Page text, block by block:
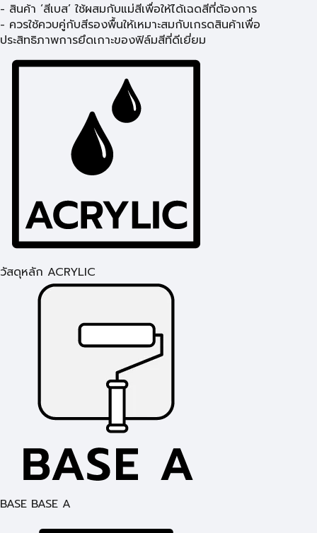
- สินค้า ‘สีเบส’ ใช้ผสมกับแม่สีเพื่อให้ได้เฉดสีที่ต้องการ
- ควรใช้ควบคู่กับสีรองพื้นให้เหมาะสมกับเกรดสินค้าเพื่อ
ประสิทธิภาพการยึดเกาะของฟิล์มสีที่ดีเยี่ยม
วัสดุหลัก ACRYLIC
BASE BASE A